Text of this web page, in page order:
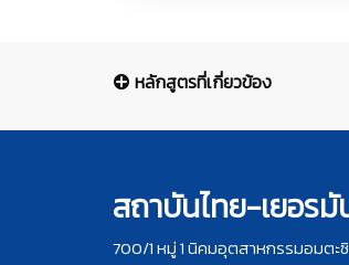
หลักสูตรที่เกี่ยวข้อง
สถาบันไทย-เยอรมั
700/1 หมู่ 1 นิคมอุตสาหกรรมอมต